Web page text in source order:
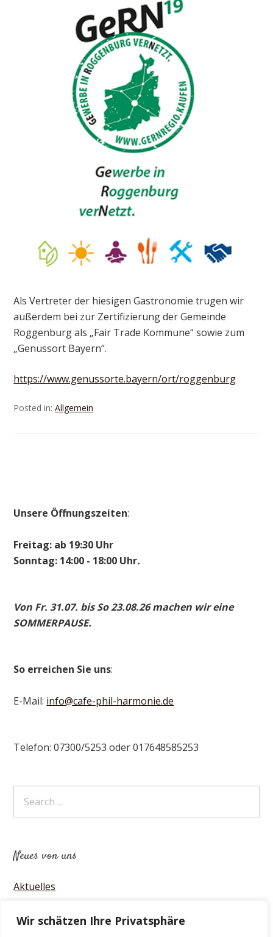
Wir schätzen Ihre Privatsphäre
Als Vertreter der hiesigen Gastronomie trugen wir
außerdem bei zur Zertifizierung der Gemeinde
Roggenburg als „Fair Trade Kommune“ sowie zum
„Genussort Bayern“.
https://www.genussorte.bayern/ort/roggenburg
Posted in:Allgemein
Unsere Öffnungszeiten:
Freitag: ab 19:30 Uhr
Sonntag: 14:00 - 18:00 Uhr.
Von Fr. 31.07. bis So 23.08.26 machen wir eine
SOMMERPAUSE.
So erreichen Sie uns:
E-Mail: info@cafe-phil-harmonie.de
Telefon: 07300/5253 oder 017648585253
Neues von uns
Aktuelles